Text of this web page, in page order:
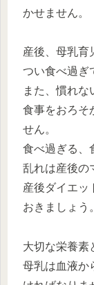
かせません。
産後、母乳育
つい食べ過ぎ
また、慣れな
食事をおろそ
せん。
食べ過ぎる、
乱れは産後の
産後ダイエッ
おきましょう。
大切な栄養素
母乳は血液か